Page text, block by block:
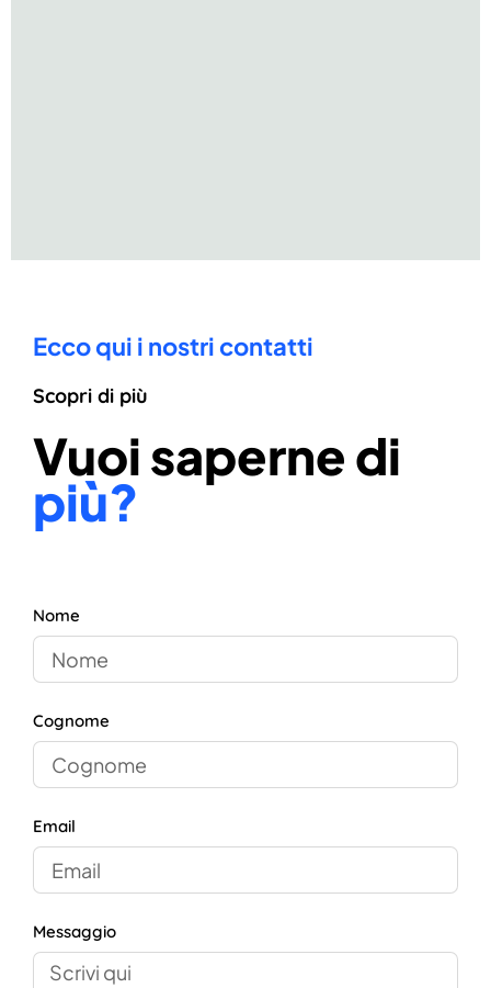
Ecco qui i nostri contatti
Scopri di più
Vuoi saperne di
più?
Nome
Cognome
Email
Messaggio